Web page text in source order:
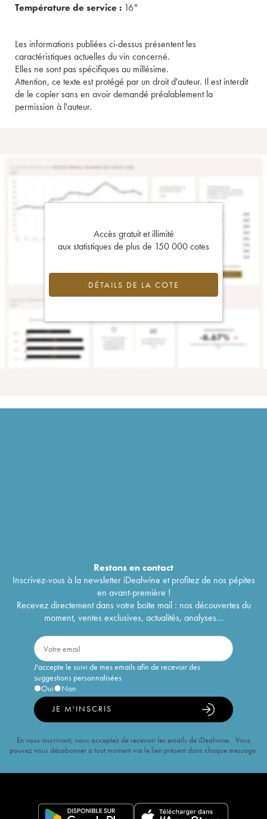
Température de service : 16°
Les informations publiées ci-dessus présentent les
caractéristiques actuelles du vin concerné.
Elles ne sont pas spécifiques au millésime.
Attention, ce texte est protégé par un droit d'auteur. Il est interdit
de le copier sans en avoir demandé préalablement la
permission à l'auteur.
Accès gratuit et illimité
aux statistiques de plus de 150 000 cotes
DÉTAILS DE LA COTE
Restons encontact
Inscrivez-vous à la newsletter iDealwine et profitez de nos pépites
en avant-première !
Recevez directement dans votre boîte mail : nos découvertes du
moment, ventes exclusives, actualités, analyses...
J'accepte le suivi de mes emails afin de recevoir des
suggestions personnalisées
Oui
Non
JE M'INSCRIS
En vous inscrivant, vous acceptez de recevoir les emails de iDealwine. Vous
pouvez vous désabonner à tout moment via le lien présent dans chaque message.